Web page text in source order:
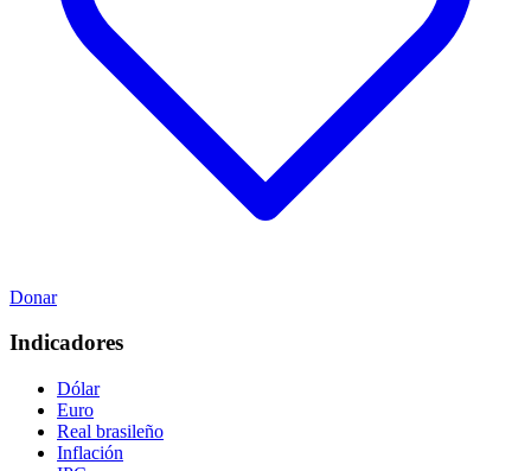
Donar
Indicadores
Dólar
Euro
Real brasileño
Inflación